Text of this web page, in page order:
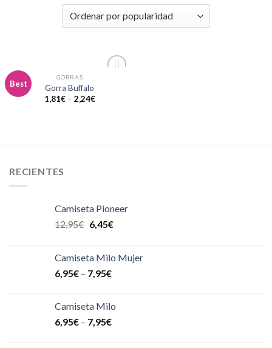
Best
GORRAS
Gorra Buffalo
1,81€– 2,24€
RECIENTES
Camiseta Pioneer
12,95€ 6,45€
Camiseta Milo Mujer
6,95€ – 7,95€
Camiseta Milo
6,95€ – 7,95€